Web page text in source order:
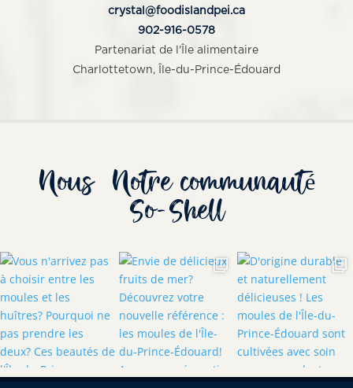
crystal@foodislandpei.ca
902-916-0578
Partenariat de l'Île alimentaire
Charlottetown, Île-du-Prince-Édouard
Nous Notre communauté
So-Shell